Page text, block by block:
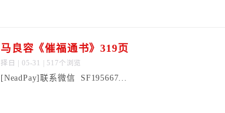
马良容《催福通书》319页
择日 | 05-31 | 517个浏览
[NeadPay]联系微信 SF195667...